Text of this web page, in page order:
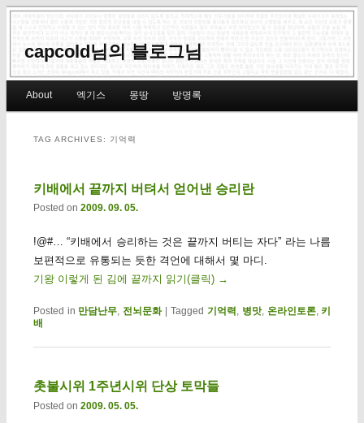
capcold님의 블로그님
Skip to primary content
Skip to secondary content
About 엑기스 몽땅 방명록
TAG ARCHIVES: 기억력
키배에서 끝까지 버텨서 얻어낸 승리란
Posted on 2009. 09. 05.
!@#… “키배에서 승리하는 것은 끝까지 버티는 자다” 라는 나름
보편적으로 유통되는 듯한 격언에 대해서 몇 마디.
기왕 이렇게 된 김에 끝까지 읽기(클릭) →
Posted in 만담난무 전뇌문화 | Tagged 기억력 병맛, 온라인토론, 키
배
촛불시위 1주년시위 단상 토막들
Posted on 2009. 05. 05.